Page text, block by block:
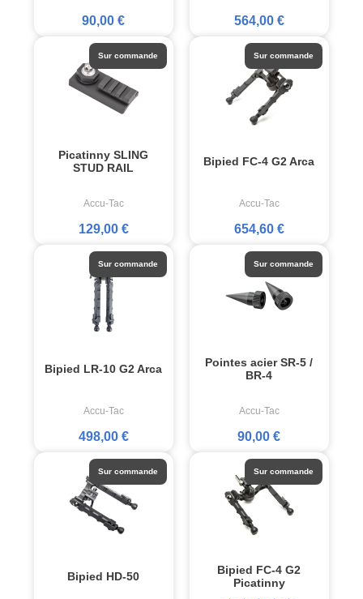
90,00 € 564,00 €
Picatinny SLING
STUD RAIL
Accu-Tac
129,00 €
Sur commande
Bipied FC-4 G2 Arca
Accu-Tac
654,60 €
Sur commande
Bipied LR-10 G2 Arca
Accu-Tac
498,00 €
Sur commande
Pointes acier SR-5 /
BR-4
Accu-Tac
90,00 €
Sur commande
Bipied HD-50
Sur commande
Bipied FC-4 G2
Picatinny
Sur commande